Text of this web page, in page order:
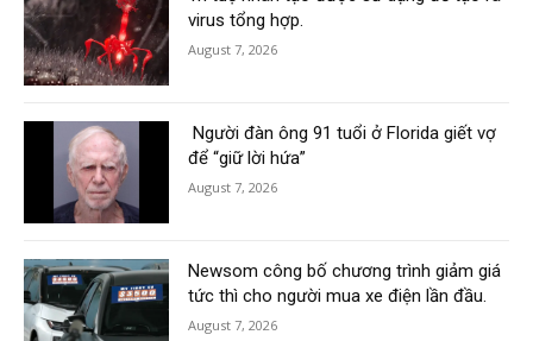
virus tổng hợp.
August 7, 2026
Người đàn ông 91 tuổi ở Florida giết vợ
để “giữ lời hứa”
August 7, 2026
Newsom công bố chương trình giảm giá
tức thì cho người mua xe điện lần đầu.
August 7, 2026